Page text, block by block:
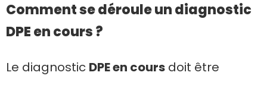
Comment se déroule un diagnostic
DPE en cours ?
Le diagnostic DPE en cours doit être